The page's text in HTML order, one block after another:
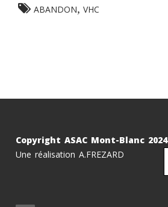
ABANDON, VHC
Copyright ASAC Mont-Blanc 2024
Une réalisation A.FREZARD